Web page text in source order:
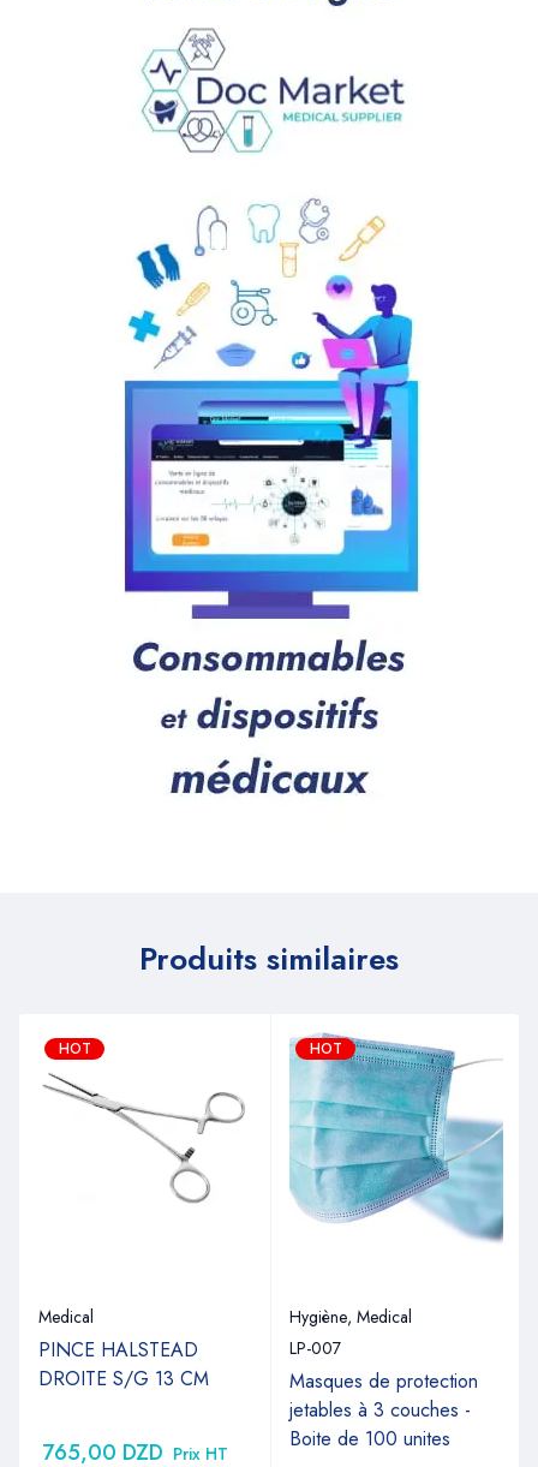
Produits similaires
HOT
Medical
PINCE HALSTEAD
DROITE S/G 13 CM
765,00 DZD Prix HT
HOT
Hygiène, Medical
LP-007
Masques de protection
jetables à 3 couches -
Boite de 100 unites